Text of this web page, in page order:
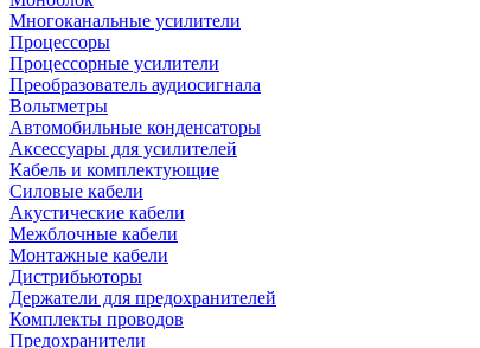
Многоканальные усилители
Процессоры
Процессорные усилители
Преобразователь аудиосигнала
Вольтметры
Автомобильные конденсаторы
Аксессуары для усилителей
Кабель и комплектующие
Силовые кабели
Акустические кабели
Межблочные кабели
Монтажные кабели
Дистрибьюторы
Держатели для предохранителей
Комплекты проводов
Предохранители